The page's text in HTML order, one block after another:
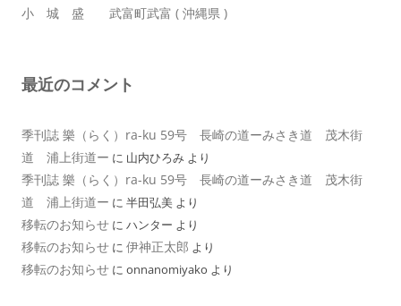
小 城 盛 武富町武富 ( 沖縄県 )
最近のコメント
季刊誌 樂（らく）ra-ku 59号 長崎の道ーみさき道 茂木街
道 浦上街道ー に 山内ひろみ より
季刊誌 樂（らく）ra-ku 59号 長崎の道ーみさき道 茂木街
道 浦上街道ー に 半田弘美 より
移転のお知らせ に ハンター より
移転のお知らせ に 伊神正太郎 より
移転のお知らせ に onnanomiyako より